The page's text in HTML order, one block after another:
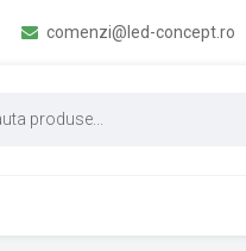
comenzi@led-concept.ro